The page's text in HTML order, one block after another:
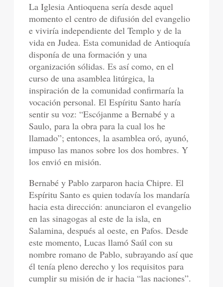
La Iglesia Antioquena sería desde aquel
momento el centro de difusión del evangelio
e viviría independiente del Templo y de la
vida en Judea. Esta comunidad de Antioquía
disponía de una formación y una
organización sólidas. Es así como, en el
curso de una asamblea litúrgica, la
inspiración de la comunidad confirmaría la
vocación personal. El Espíritu Santo haría
sentir su voz: “Escójanme a Bernabé y a
Saulo, para la obra para la cual los he
llamado”; entonces, la asamblea oró, ayunó,
impuso las manos sobre los dos hombres. Y
los envió en misión.
Bernabé y Pablo zarparon hacia Chipre. El
Espíritu Santo es quien todavía los mandaría
hacia esta dirección: anunciaron el evangelio
en las sinagogas al este de la isla, en
Salamina, después al oeste, en Pafos. Desde
este momento, Lucas llamó Saúl con su
nombre romano de Pablo, subrayando así que
él tenía pleno derecho y los requisitos para
cumplir su misión de ir hacia “las naciones”.